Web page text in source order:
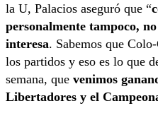
la U, Palacios aseguró que “
personalmente tampoco,
interesa. Sabemos que
los partidos y eso es lo que
semana, que venimos
Libertadores y el